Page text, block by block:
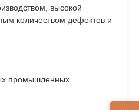
высокой
количеством дефектов и
промышленных